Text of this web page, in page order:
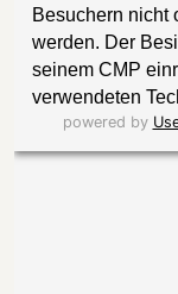
Besuchern nicht
werden. Der
seinem CMP
verwendeten
powered by